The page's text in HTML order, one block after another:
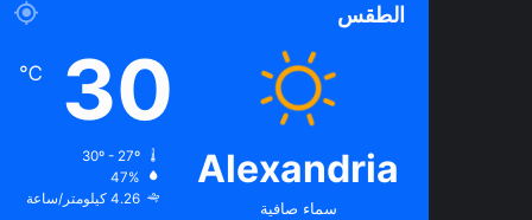
الطقس
Alexandria
سماء صافية
30
℃
47%
4.26 كيلومتر/ساعة